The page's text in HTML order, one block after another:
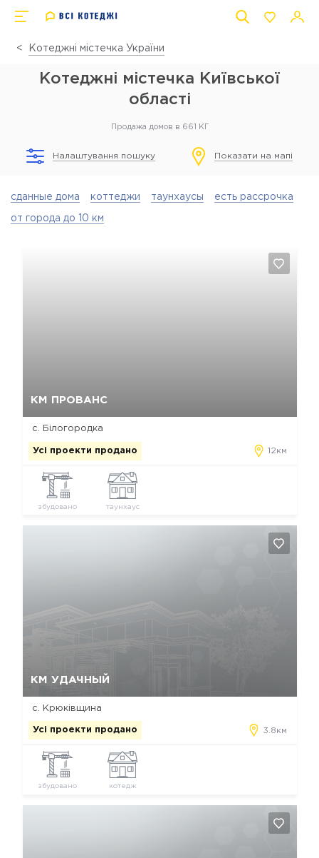
Котеджні містечка України
Котеджні містечка Київської
області
Продажа домов в 661 КГ
Налаштування пошуку Показати на мапі
сданные дома коттеджи таунхаусы есть рассрочка
от города до 10 км
КМ ПРОВАНС
с. Білогородка
Усі проекти продано 12км
збудовано таунхаус
КМ УДАЧНЫЙ
с. Крюківщина
Усі проекти продано 3.8км
збудовано котедж